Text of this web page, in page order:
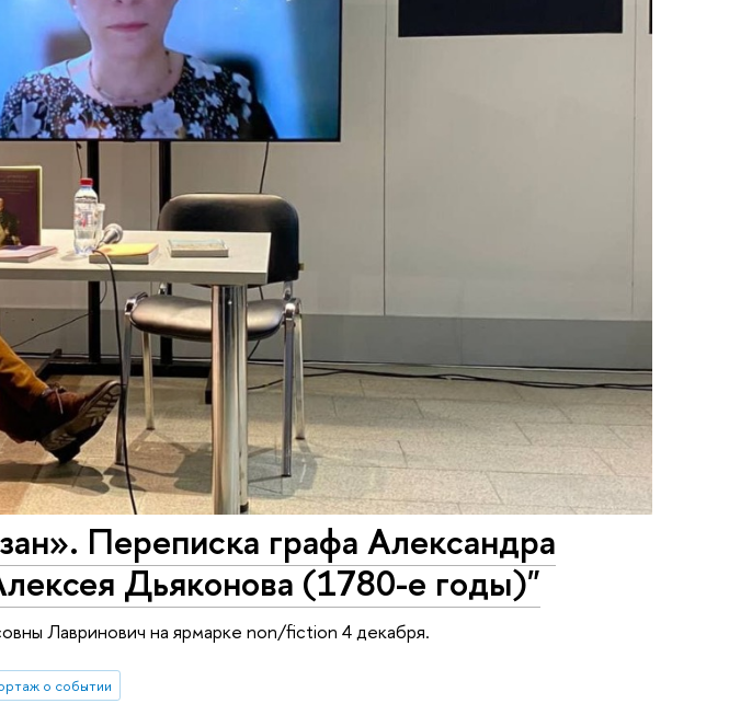
Переписка графа Александра
Дьяконова (1780-е годы)"
Лавринович на ярмарке non/fiction 4 декабря.
о событии